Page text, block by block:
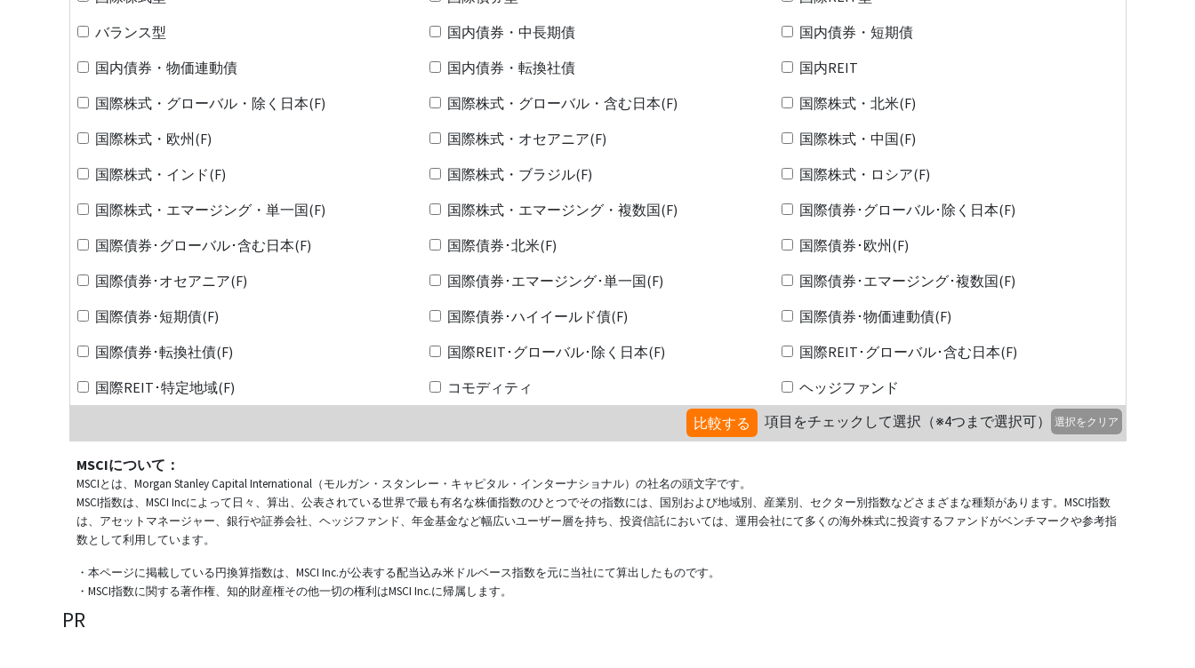
バランス型
国内債券・中長期債
国内債券・短期債
国内債券・物価連動債
国内債券・転換社債
国内REIT
国際株式・グローバル・除く日本(F)
国際株式・グローバル・含む日本(F)
国際株式・北米(F)
国際株式・欧州(F)
国際株式・オセアニア(F)
国際株式・中国(F)
国際株式・インド(F)
国際株式・ブラジル(F)
国際株式・ロシア(F)
国際株式・エマージング・単一国(F)
国際株式・エマージング・複数国(F)
国際債券･グローバル･除く日本(F)
国際債券･グローバル･含む日本(F)
国際債券･北米(F)
国際債券･欧州(F)
国際債券･オセアニア(F)
国際債券･エマージング･単一国(F)
国際債券･エマージング･複数国(F)
国際債券･短期債(F)
国際債券･ハイイールド債(F)
国際債券･物価連動債(F)
国際債券･転換社債(F)
国際REIT･グローバル･除く日本(F)
国際REIT･グローバル･含む日本(F)
国際REIT･特定地域(F)
コモディティ
ヘッジファンド
比較する
項目をチェックして選択（※4つまで選択可） 選択をクリア
MSCIについて：
MSCIとは、Morgan Stanley Capital International（モルガン・スタンレー・キャピタル・インターナショナル）の社名の頭文字です。
MSCI指数は、MSCI Incによって日々、算出、公表されている世界で最も有名な株価指数のひとつでその指数には、国別および地域別、産業別、セクター別指数などさまざまな種類があります。MSCI指数
は、アセットマネージャー、銀行や証券会社、ヘッジファンド、年金基金など幅広いユーザー層を持ち、投資信託においては、運用会社にて多くの海外株式に投資するファンドがベンチマークや参考指
数として利用しています。
・本ページに掲載している円換算指数は、MSCI Inc.が公表する配当込み米ドルベース指数を元に当社にて算出したものです。
・MSCI指数に関する著作権、知的財産権その他一切の権利はMSCI Inc.に帰属します。
PR